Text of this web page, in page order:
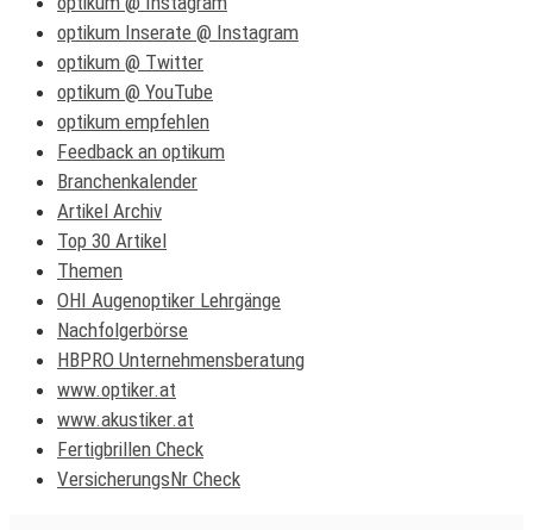
optikum Inserate @ Instagram
optikum @ Twitter
optikum @ YouTube
optikum empfehlen
Feedback an optikum
Branchenkalender
Artikel Archiv
Top 30 Artikel
Themen
OHI Augenoptiker Lehrgänge
Nachfolgerbörse
HBPRO Unternehmensberatung
www.optiker.at
www.akustiker.at
Fertigbrillen Check
VersicherungsNr Check